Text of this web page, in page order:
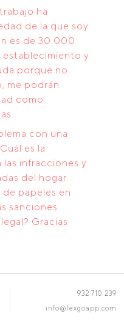
ha
de la que soy
es de 30.000
establecimiento y
porque no
me podrán
como
con una
es la
las infracciones y
del hogar
papeles en
sanciones
Gracias
932 710 239
info@lexgoapp.com